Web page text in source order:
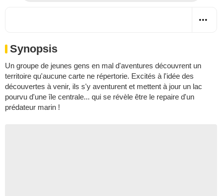
Synopsis
Un groupe de jeunes gens en mal d'aventures découvrent un
territoire qu'aucune carte ne répertorie. Excités à l'idée des
découvertes à venir, ils s'y aventurent et mettent à jour un lac
pourvu d'une île centrale... qui se révèle être le repaire d'un
prédateur marin !